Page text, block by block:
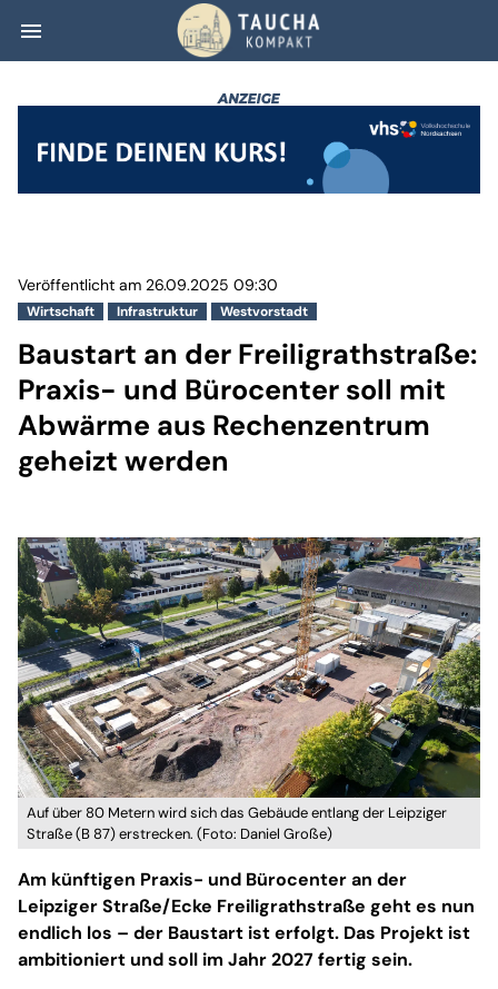
menu Baustart an der
Wirtschaft Infrastruktur Westvorstadt
Veröffentlicht am 26.09.2025 09:30
Baustart an der Freiligrathstraße:
Praxis- und Bürocenter soll mit
Abwärme aus Rechenzentrum
geheizt werden
Auf über 80 Metern wird sich das Gebäude entlang der Leipziger
Straße (B 87) erstrecken. (Foto: Daniel Große)
Am künftigen Praxis- und Bürocenter an der
Leipziger Straße/Ecke Freiligrathstraße geht es nun
endlich los – der Baustart ist erfolgt. Das Projekt ist
ambitioniert und soll im Jahr 2027 fertig sein.